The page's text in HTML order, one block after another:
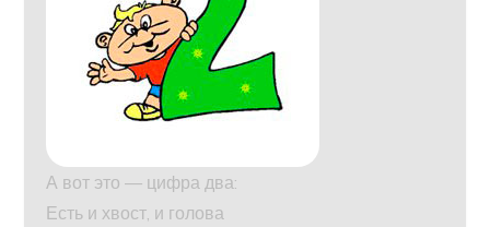
А вот это — цифра два:
Есть и хвост, и голова